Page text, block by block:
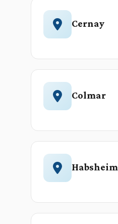
Cernay
Colmar
Habsheim